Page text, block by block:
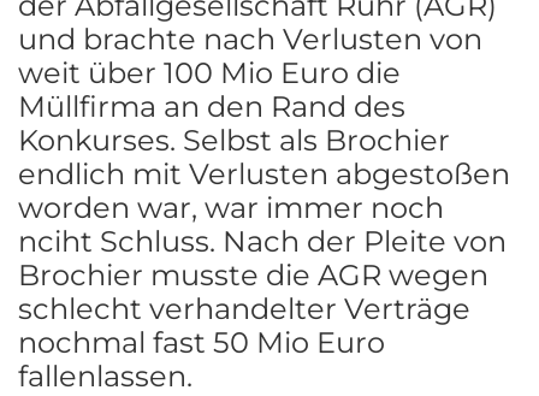
und brachte nach Verlusten von
weit über 100 Mio Euro die
Müllfirma an den Rand des
Konkurses. Selbst als Brochier
endlich mit Verlusten abgestoßen
worden war, war immer noch
nciht Schluss. Nach der Pleite von
Brochier musste die AGR wegen
schlecht verhandelter Verträge
nochmal fast 50 Mio Euro
fallenlassen.